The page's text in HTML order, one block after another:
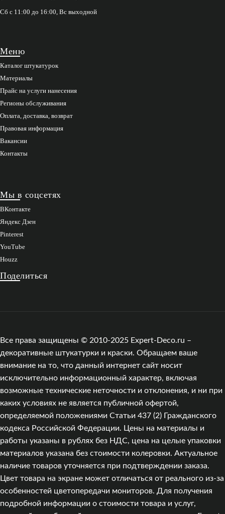
Сб с 11:00 до 16:00, Вс выходной
Меню
Каталог штукатурок
Материалы
Прайс на услуги нанесения
Регионы обслуживания
Оплата, доставка, возврат
Правовая информация
Вакансии
Контакты
Мы в соцсетях
ВКонтакте
Яндекс Дзен
Pinterest
YouTube
Houzz
Поделиться
Все права защищены © 2010-2025 Expert-Deco.ru –
декоративные штукатурки и краски. Обращаем ваше
внимание на то, что данный интернет сайт носит
исключительно информационный характер, включая
возможные технические неточности и отклонения, и ни при
каких условиях не является публичной офертой,
определяемой положениями Статьи 437 (2) Гражданского
кодекса Российской Федерации. Цены на материалы и
работы указаны в рублях без НДС, цена на целые упаковки
материалов указана без стоимости колеровки. Актуальное
наличие товаров уточняется при подтверждении заказа.
Цвет товара на экране может отличаться от реального из‑за
особенностей цветопередачи мониторов. Для получения
подробной информации о стоимости товара и услуг,